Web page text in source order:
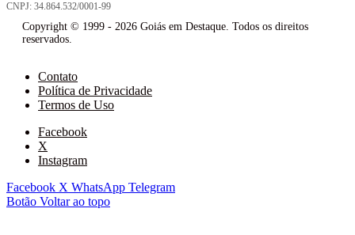
CNPJ: 34.864.532/0001-99
Copyright © 1999 - 2026 Goiás em Destaque. Todos os direitos
reservados.
Contato
Política de Privacidade
Termos de Uso
Facebook
X
Instagram
Facebook X WhatsApp Telegram
Botão Voltar ao topo